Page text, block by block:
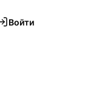
Войти